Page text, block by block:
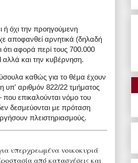
όχι την προηγούμενη
αποφανθεί αρνητικά (δηλαδή
ότι αφορά περί τους 700.000
αλλά και την κυβέρνηση.
καθώς για το θέμα έχουν
η υπ' αριθμόν 822/22 τμήματος
που επικαλούνται νόμο του
δεσμεύονται με πρόταση
πλειστηριασμούς.
υπερχρεωμένα νοικοκυριά
από κατασχέσεις και